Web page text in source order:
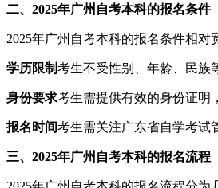
二、2025年广州自考本科的报名条件
2025年广州自考本科的报名条件相对
学历限制考生不受性别、年龄、民族
身份要求考生需提供有效的身份证明
报名时间考生需关注广东省自学考试
三、2025年广州自考本科的报名流程